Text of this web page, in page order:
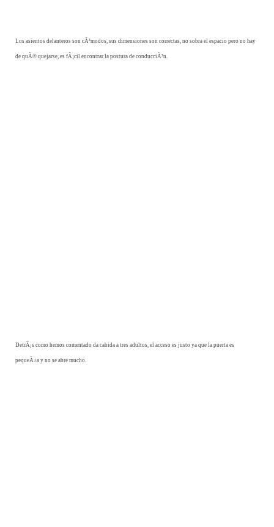
Los asientos delanteros son cÃ³modos, sus dimensiones son correctas, no sobra el espacio pero no hay
de quÃ© quejarse, es fÃ¡cil encontrar la postura de conducciÃ³n.
DetrÃ¡s como hemos comentado da cabida a tres adultos, el acceso es justo ya que la puerta es
pequeÃ±a y no se abre mucho.